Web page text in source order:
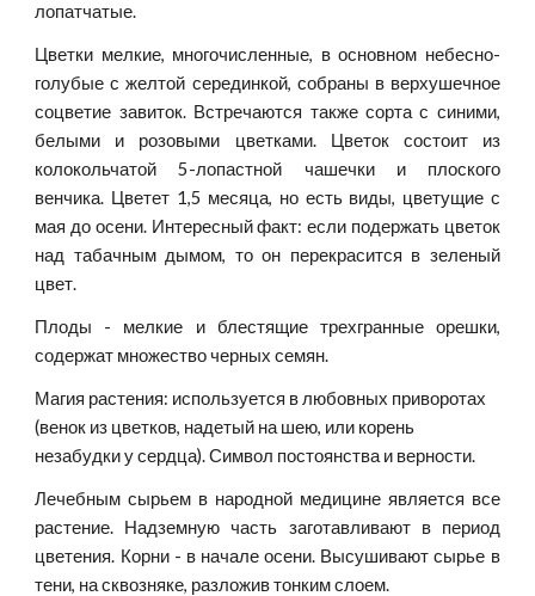
лопатчатые.
Цветки мелкие, многочисленные, в основном небесно-
голубые с желтой серединкой, собраны в верхушечное
соцветие завиток. Встречаются также сорта с синими,
белыми и розовыми цветками. Цветок состоит из
колокольчатой 5-лопастной чашечки и плоского
венчика. Цветет 1,5 месяца, но есть виды, цветущие с
мая до осени. Интересный факт: если подержать цветок
над табачным дымом, то он перекрасится в зеленый
цвет.
Плоды - мелкие и блестящие трехгранные орешки,
содержат множество черных семян.
Магия растения: используется в любовных приворотах
(венок из цветков, надетый на шею, или корень
незабудки у сердца). Символ постоянства и верности.
Лечебным сырьем в народной медицине является все
растение. Надземную часть заготавливают в период
цветения. Корни - в начале осени. Высушивают сырье в
тени, на сквозняке, разложив тонким слоем.